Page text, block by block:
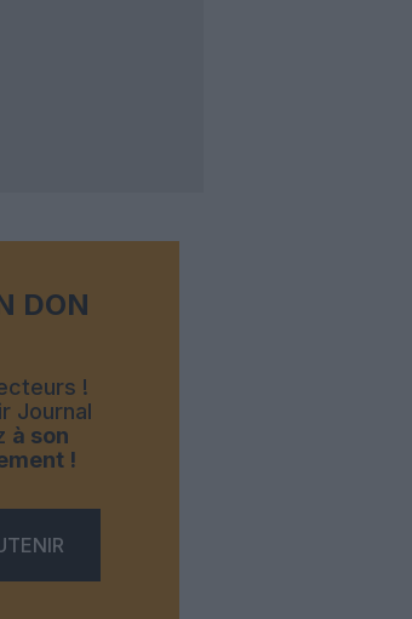
DON
!
Journal
à son
!